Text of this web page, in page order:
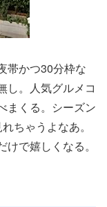
帯かつ30分枠な
し。人気グルメコ
まくる。シーズン
ちゃうよなあ。
で嬉しくなる。